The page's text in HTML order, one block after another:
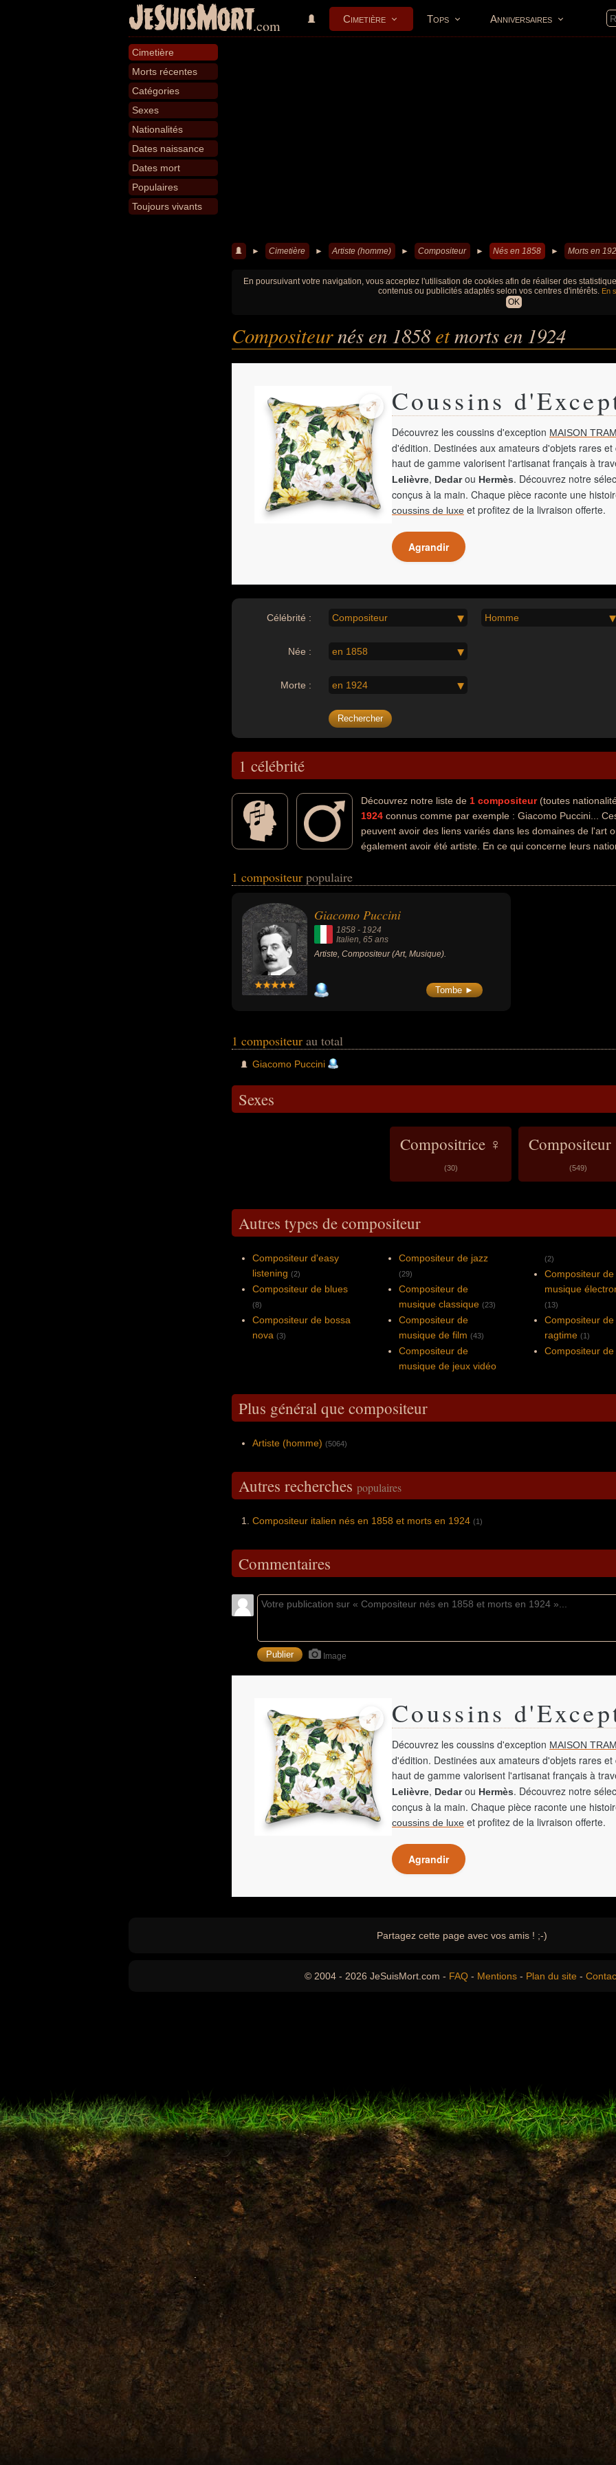
JeSuisMort.com Cimetière Tops Anniversaires
Cimetière
Morts récentes
Catégories
Sexes
Nationalités
Dates naissance
Dates mort
Populaires
Toujours vivants
► Cimetière ► Artiste (homme) ► Compositeur ► Nés en 1858 ► Morts en
En poursuivant votre navigation, vous acceptez l'utilisation de cookies afin de réaliser des
contenus ou publicités adaptés selon vos centres d'intérêts. En
OK
Compositeurnés en 1858etmorts en 1924
Coussins
Découvrez les coussins d'exception MAISON
d'édition. Destinées aux amateurs d'objets rares
haut de gamme valorisent l'artisanat français à
Lelièvre, Dedarou Hermès. Découvrez notre
conçus à la main. Chaque pièce raconte une
coussins de luxe et profitez de la livraison offerte.
Agrandir
Célébrité : Compositeur Homme
Née : en 1858
Morte : en 1924
1 célébrité
Découvrez notre liste de 1 compositeur(toutes
1924 connus comme par exemple : Giacomo Puccini...
peuvent avoir des liens variés dans les domaines de l'art
également avoir été artiste. En ce qui concerne leurs
1 compositeur populaire
Giacomo Puccini
1858 - 1924
Italien, 65 ans
Artiste, Compositeur (Art, Musique).
Tombe ►
1 compositeur au total
Giacomo Puccini
Sexes
Compositrice ♀
(30) (549)
Autres types de compositeur
Compositeur d'easy
listening (2)
Compositeur de blues
(8)
Compositeur de bossa
nova (3)
Compositeur de jazz
(29)
Compositeur de
musique classique (23)
Compositeur de
musique de film (43)
Compositeur de
musique de jeux vidéo
(2)
Compositeur de
musique
(13)
Compositeur de
ragtime (1)
Compositeur
Plus général que compositeur
Artiste (homme) (5064)
Autres recherches populaires
Compositeur italien nés en 1858 et morts en 1924 (1)
Commentaires
Image
Coussins
Découvrez les coussins d'exception MAISON
d'édition. Destinées aux amateurs d'objets rares
haut de gamme valorisent l'artisanat français à
Lelièvre, Dedarou Hermès. Découvrez notre
conçus à la main. Chaque pièce raconte une
coussins de luxe et profitez de la livraison offerte.
Agrandir
Partagez cette page avec vos amis ! ;-)
© 2004 - 2026 JeSuisMort.com - FAQ - Mentions - Plan du site -